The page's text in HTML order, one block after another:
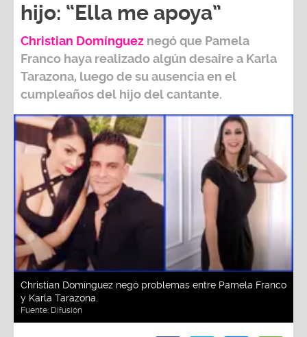
hijo: “Ella me apoya”
Christian Domínguez negó que Pamela
Franco haya realizado algún desaire a Karla
Tarazona, luego de su ausencia en el
cumpleaños del hijo del cantante.
Christian Domínguez negó problemas entre Pamela Franco
y Karla Tarazona.
Fuente: Difusión